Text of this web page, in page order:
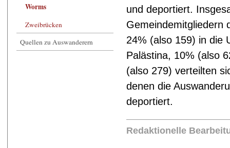
Worms
Zweibrücken
Quellen zu Auswanderern
und deportiert.
Gemeindemitgliedern
24% (also 159) in die
Palästina, 10% (also
(also 279) verteilten
denen die
deportiert.
Redaktionelle